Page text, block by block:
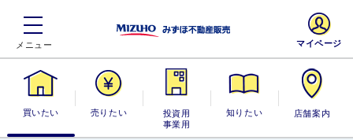
買いたい 売りたい
投資用・事業
用
知りたい 店舗案内
マイページ